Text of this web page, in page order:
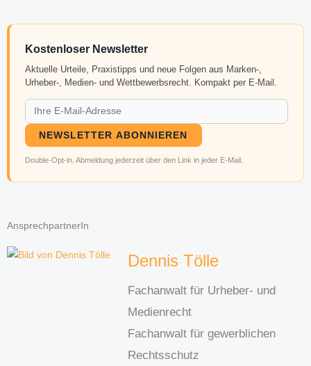
Kostenloser Newsletter
Aktuelle Urteile, Praxistipps und neue Folgen aus Marken-,
Urheber-, Medien- und Wettbewerbsrecht. Kompakt per E-Mail.
NEWSLETTER ABONNIEREN
Double-Opt-in. Abmeldung jederzeit über den Link in jeder E-Mail.
AnsprechpartnerIn
Dennis Tölle
Fachanwalt für Urheber- und
Medienrecht
Fachanwalt für gewerblichen
Rechtsschutz